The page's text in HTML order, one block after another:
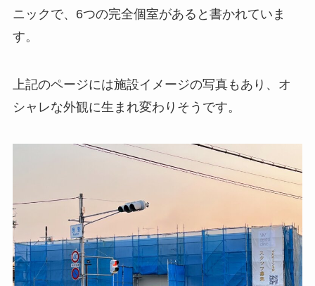
ニックで、6つの完全個室があると書かれていま
す。
上記のページには施設イメージの写真もあり、オ
シャレな外観に生まれ変わりそうです。